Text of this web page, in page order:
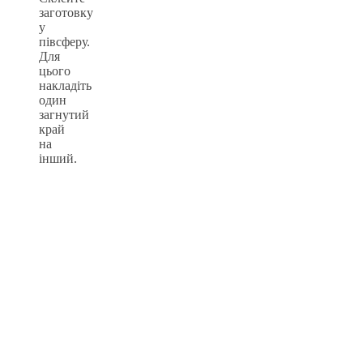
заготовку
у
півсферу.
Для
цього
накладіть
один
загнутий
край
на
інший.